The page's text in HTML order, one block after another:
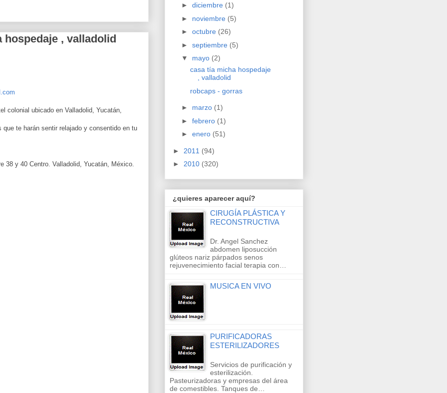
hospedaje , valladolid
colonial ubicado en Valladolid, Yucatán,
que te harán sentir relajado y consentido en tu
38 y 40 Centro. Valladolid, Yucatán, México.
► diciembre (1)
► noviembre (5)
► octubre (26)
► septiembre (5)
▼ mayo (2)
casa tía micha hospedaje
, valladolid
robcaps - gorras
► marzo (1)
► febrero (1)
► enero (51)
► 2011 (94)
► 2010 (320)
¿quieres aparecer aquí?
CIRUGÍA PLÁSTICA Y
RECONSTRUCTIVA
Dr. Angel Sanchez
abdomen liposucción
glúteos nariz párpados senos
rejuvenecimiento facial terapia con…
MUSICA EN VIVO
PURIFICADORAS
ESTERILIZADORES
Servicios de purificación y
esterilización.
Pasteurizadoras y empresas del área
de comestibles. Tanques de…